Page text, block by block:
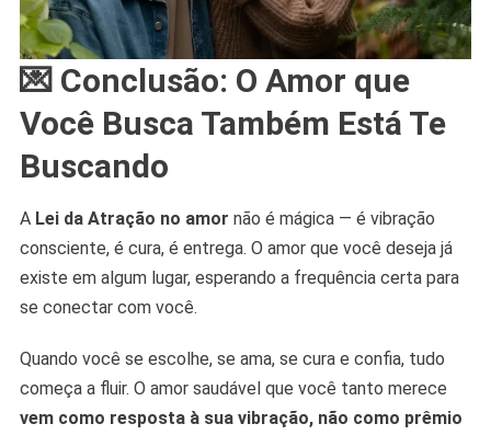
💌 Conclusão: O Amor que
Você Busca Também Está Te
Buscando
A Lei da Atração no amor não é mágica — é vibração
consciente, é cura, é entrega. O amor que você deseja já
existe em algum lugar, esperando a frequência certa para
se conectar com você.
Quando você se escolhe, se ama, se cura e confia, tudo
começa a fluir. O amor saudável que você tanto merece
vem como resposta à sua vibração, não como prêmio